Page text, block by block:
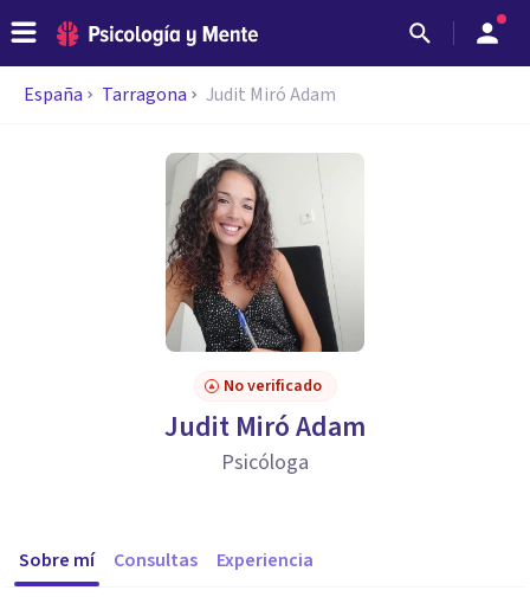
España Tarragona Judit Miró Adam
No verificado
Judit Miró Adam
Psicóloga
Sobre mí Consultas Experiencia